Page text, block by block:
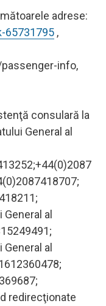
adrese:
65731795 ,
info,
consulară la
General al
al
al
redirecţionate